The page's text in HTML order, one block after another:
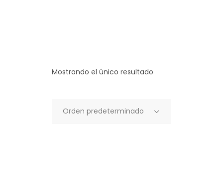
Mostrando el único resultado
Orden predeterminado